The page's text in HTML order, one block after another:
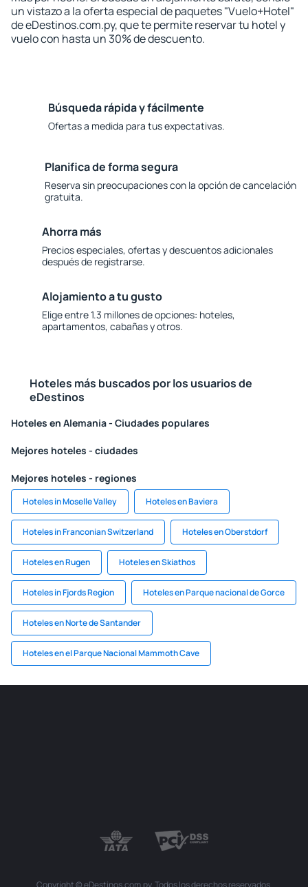
un vistazo a la oferta especial de paquetes "Vuelo+Hotel"
de eDestinos.com.py, que te permite reservar tu hotel y
vuelo con hasta un 30% de descuento.
Búsqueda rápida y fácilmente
Ofertas a medida para tus expectativas.
Planifica de forma segura
Reserva sin preocupaciones con la opción de cancelación
gratuita.
Ahorra más
Precios especiales, ofertas y descuentos adicionales
después de registrarse.
Alojamiento a tu gusto
Elige entre 1.3 millones de opciones: hoteles,
apartamentos, cabañas y otros.
Hoteles más buscados por los usuarios de
eDestinos
Hoteles en Alemania - Ciudades populares
Mejores hoteles - ciudades
Mejores hoteles - regiones
Hoteles in Moselle Valley Hoteles en Baviera
Hoteles in Franconian Switzerland Hoteles en Oberstdorf
Hoteles en Rugen Hoteles en Skiathos
Hoteles in Fjords Region Hoteles en Parque nacional de Gorce
Hoteles en Norte de Santander
Hoteles en el Parque Nacional Mammoth Cave
Copyright © eDestinos.com.py. Todos los derechos reservados.